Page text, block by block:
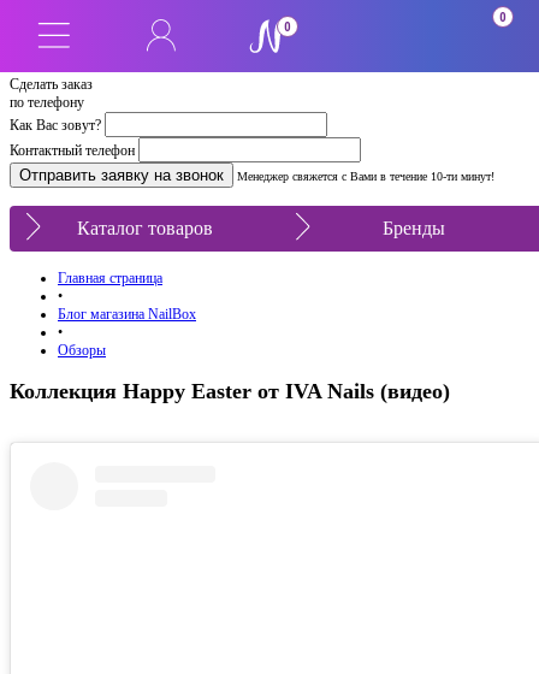
Сделать заказ
по телефону
Как Вас зовут?
Контактный телефон
Менеджер свяжется с Вами в течение 10-ти минут!
0
0
Каталог товаров Бренды
Главная страница
•
Блог магазина NailBox
•
Обзоры
Коллекция Happy Easter от IVA Nails (видео)